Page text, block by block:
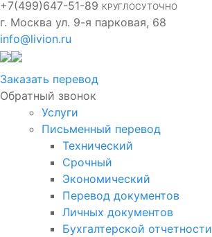
+7(499)647-51-89 КРУГЛОСУТОЧНО
г. Москва ул. 9-я парковая, 68
info@livion.ru
Заказать перевод
Обратный звонок
Услуги
Письменный перевод
Технический
Срочный
Экономический
Перевод документов
Личных документов
Бухгалтерской отчетности